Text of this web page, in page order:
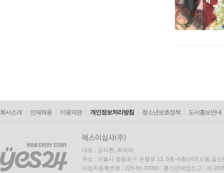
회사소개 인재채용 이용약관 개인정보처리방침 청소년보호정책 도서홍보안내
대표 : 김석환, 최세라
주소 : 서울시 영등포구 은행로 11, 5층~6층(여의도동,일신
사업자등록번호 : 229-81-37000 통신판매업신고 : 제